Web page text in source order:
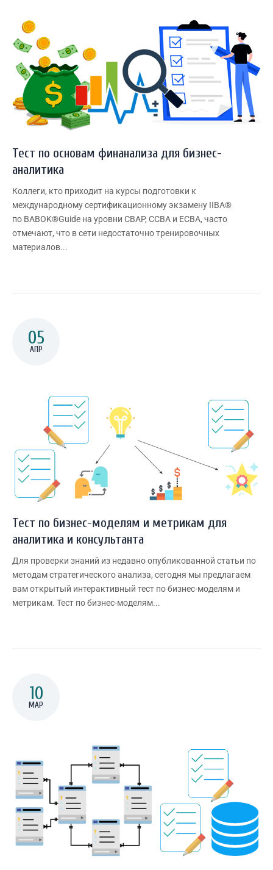
Тест по основам финанализа для бизнес-
аналитика
Коллеги, кто приходит на курсы подготовки к
международному сертификационному экзамену IIBA®
по BABOK®Guide на уровни CBAP, CCBA и ECBA, часто
отмечают, что в сети недостаточно тренировочных
материалов...
05
АПР
Тест по бизнес-моделям и метрикам для
аналитика и консультанта
Для проверки знаний из недавно опубликованной статьи по
методам стратегического анализа, сегодня мы предлагаем
вам открытый интерактивный тест по бизнес-моделям и
метрикам. Тест по бизнес-моделям...
10
МАР